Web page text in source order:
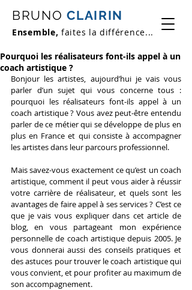
BRUNO CLAIRIN
Ensemble, faites la différence...
Pourquoi les réalisateurs font-ils appel à un
coach artistique ?
Bonjour les artistes, aujourd’hui je vais vous
parler d’un sujet qui vous concerne tous :
pourquoi les réalisateurs font-ils appel à un
coach artistique ? Vous avez peut-être entendu
parler de ce métier qui se développe de plus en
plus en France et qui consiste à accompagner
les artistes dans leur parcours professionnel.
Mais savez-vous exactement ce qu’est un coach
artistique, comment il peut vous aider à réussir
votre carrière de réalisateur, et quels sont les
avantages de faire appel à ses services ? C’est ce
que je vais vous expliquer dans cet article de
blog, en vous partageant mon expérience
personnelle de coach artistique depuis 2005. Je
vous donnerai aussi des conseils pratiques et
des astuces pour trouver le coach artistique qui
vous convient, et pour profiter au maximum de
son accompagnement.